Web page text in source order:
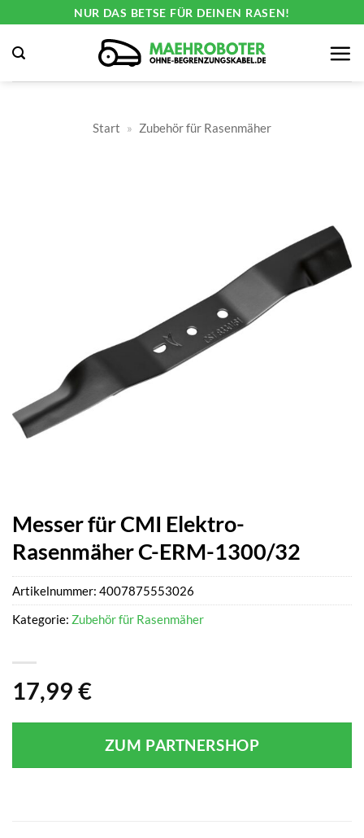
springen
NUR DAS BETSE FÜR DEINEN RASEN!
Start » Zubehör für Rasenmäher
Messer für CMI Elektro-
Rasenmäher C-ERM-1300/32
17,99 €
ZUM PARTNERSHOP
Artikelnummer: 4007875553026
Kategorie: Zubehör für Rasenmäher